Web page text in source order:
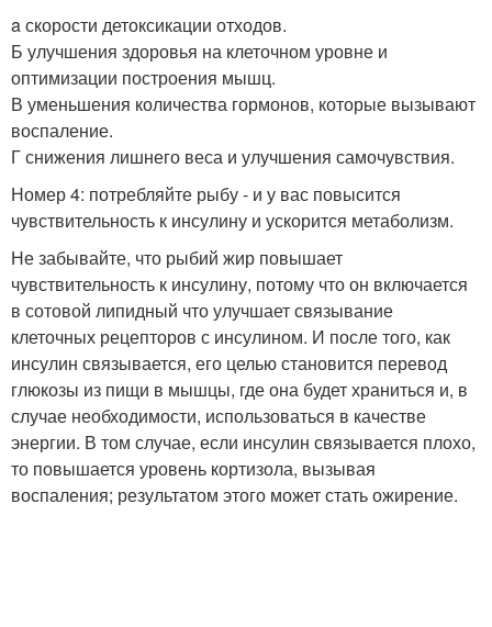
a скорости детоксикации отходов.
Б улучшения здоровья на клеточном уровне и
оптимизации построения мышц.
В уменьшения количества гормонов, которые вызывают
воспаление.
Г снижения лишнего веса и улучшения самочувствия.
Номер 4: потребляйте рыбу - и у вас повысится
чувствительность к инсулину и ускорится метаболизм.
Не забывайте, что рыбий жир повышает
чувствительность к инсулину, потому что он включается
в сотовой липидный что улучшает связывание
клеточных рецепторов с инсулином. И после того, как
инсулин связывается, его целью становится перевод
глюкозы из пищи в мышцы, где она будет храниться и, в
случае необходимости, использоваться в качестве
энергии. В том случае, если инсулин связывается плохо,
то повышается уровень кортизола, вызывая
воспаления; результатом этого может стать ожирение.